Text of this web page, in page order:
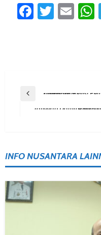
Facebook
Post
Navigation
Previous Post
Tahun Ini, Revisi Perda KTSR Siapkan Diterapkan
Next Post
Tanggap Darurat
INFO NUSANTARA